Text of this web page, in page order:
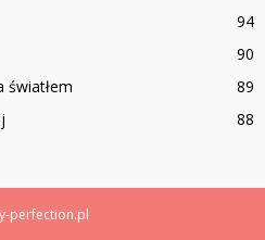
94
90
światłem
89
88
perfection.pl